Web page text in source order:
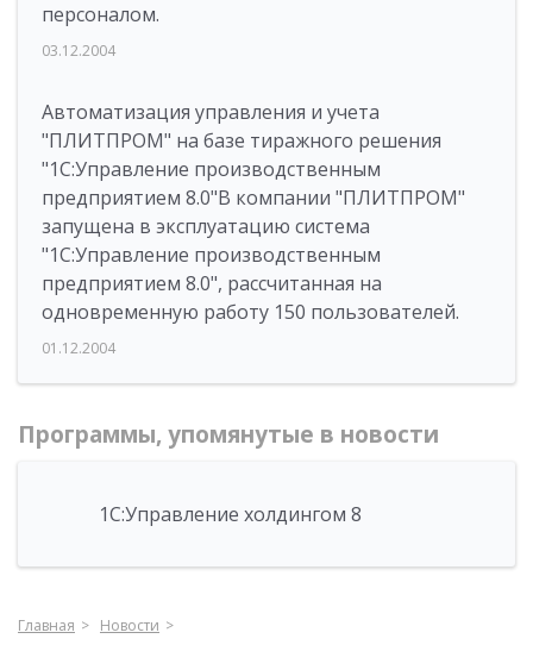
персоналом.
03.12.2004
Автоматизация управления и учета
"ПЛИТПРОМ" на базе тиражного решения
"1С:Управление производственным
предприятием 8.0"В компании "ПЛИТПРОМ"
запущена в эксплуатацию система
"1С:Управление производственным
предприятием 8.0", рассчитанная на
одновременную работу 150 пользователей.
01.12.2004
Программы, упомянутые в новости
1С:Управление холдингом 8
Главная
Новости